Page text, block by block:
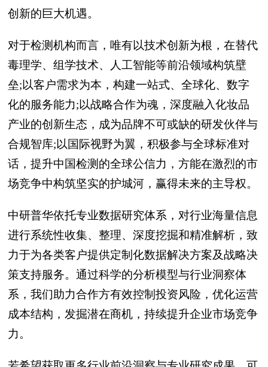
创新的巨大机遇。
对于检测机构而言，唯有以技术创新为根，在替代
毒理学、组学技术、人工智能等前沿领域构筑壁
垒;以客户需求为本，构建一站式、全球化、数字
化的服务能力;以战略合作为魂，深度融入化妆品
产业的创新生态，成为品牌不可或缺的研发伙伴与
合规智库;以国际视野为翼，积极参与全球标准对
话，提升中国检测的全球公信力，方能在激烈的市
场竞争中构筑坚实的护城河，赢得未来的主导权。
中研普华依托专业数据研究体系，对行业海量信息
进行系统性收集、整理、深度挖掘和精准解析，致
力于为各类客户提供定制化数据解决方案及战略决
策支持服务。通过科学的分析模型与行业洞察体
系，我们助力合作方有效控制投资风险，优化运营
成本结构，发掘潜在商机，持续提升企业市场竞争
力。